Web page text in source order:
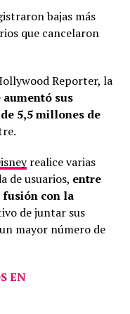
bajas más
que cancelaron
Reporter, la
aumentó sus
5,5 millones de
realice varias
de usuarios, entre
fusión con la
de juntar sus
mayor número de
EN